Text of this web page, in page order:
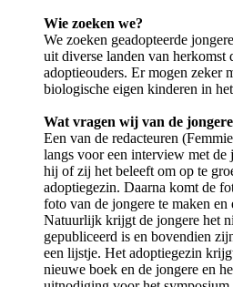
Wie zoeken we?
We zoeken geadopteerde
uit diverse landen van
adoptieouders. Er mogen zeker
biologische eigen kinderen in
Wat vragen wij van de
Een van de redacteuren
langs voor een interview met de
hij of zij het beleeft om op te
adoptiegezin. Daarna komt de
foto van de jongere te maken en
Natuurlijk krijgt de jongere het
gepubliceerd is en bovendien
een lijstje. Het adoptiegezin
nieuwe boek en de jongere en